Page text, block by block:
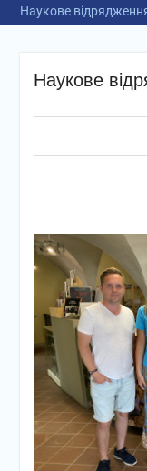
Наукове відрядження
Наукове